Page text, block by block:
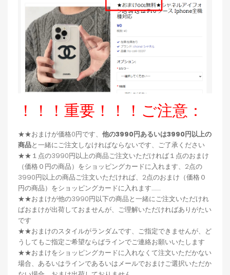
！！！重要！！！ご注意：
★★おまけが価格0円です、 他の3990円あるいは3990円以上の
商品と一緒にご注文しなければならないです、ご了承ください
★★１点の3990円以上の商品ご注文いただければ１点のおまけ
（価格０円の商品）をショッピングカードに入れます、2点の
3990円以上の商品ご注文いただければ、2点のおまけ（価格０
円の商品）をショッピングカードに入れます.........
★★おまけが他の3990円以下の商品と一緒にご注文いただけれ
ばおまけが出荷しておませんが、ご理解いただければありがたい
です
★★おまけのスタイルがランダムです、ご指定できませんが、ど
うしてもご指定ご希望ならばラインでご連絡お願いいたします
★★おまけをショッピングカードに入れなくて注文いただかない
場合、あるいはラインであるいはメールでおまけご選択いただか